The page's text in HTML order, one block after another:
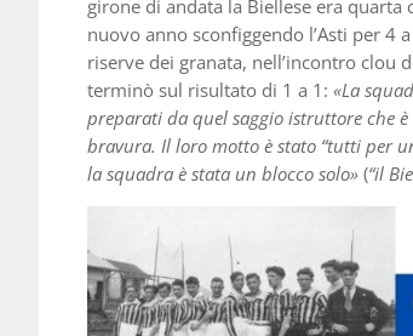
girone di andata la Biellese era
nuovo anno sconfiggendo l’Asti per
riserve dei granata, nell’incontro clou
terminò sul risultato di 1 a 1: «La
preparati da quel saggio istruttore che
bravura. Il loro motto è stato “tutti per
la squadra è stata un blocco solo» (“il